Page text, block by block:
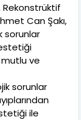
Rekonstrüktif
Can Şakı,
sorunlar
ve
sorunlar
ile